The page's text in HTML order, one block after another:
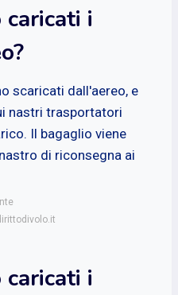
caricati i
scaricati dall'aereo, e
nastri trasportatori
Il bagaglio viene
di riconsegna ai
caricati i